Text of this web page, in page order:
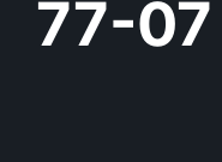
77-07